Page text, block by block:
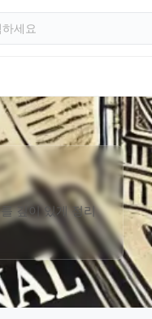
깊이 있게 정리